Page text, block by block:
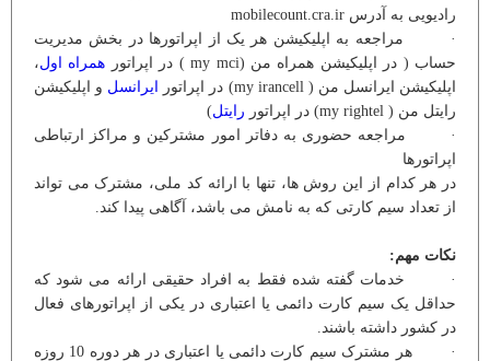
رادیویی به آدرس mobilecount.cra.ir
· مراجعه به اپلیکیشن هر یک از اپراتورها در بخش مدیریت
حساب ( در اپلیکیشن همراه من (my mci ) در اپراتور
همراه اول،
اپلیکیشن ایرانسل من ( my irancell) در اپراتور
ایرانسل و اپلیکیشن
رایتل من ( my rightel) در اپراتور
رایتل)
· مراجعه حضوری به دفاتر امور مشترکین و مراکز ارتباطی
اپراتورها
در هر کدام از این روش ها، تنها با ارائه کد ملی، مشترک می تواند
از تعداد سیم کارتی که به نامش می باشد، آگاهی پیدا کند.
نکات مهم:
· خدمات گفته شده فقط به افراد حقیقی ارائه می شود که
حداقل یک سیم کارت دائمی یا اعتباری در یکی از اپراتورهای فعال
در کشور داشته باشند.
· هر مشترک سیم کارت دائمی یا اعتباری در هر دوره 10 روزه